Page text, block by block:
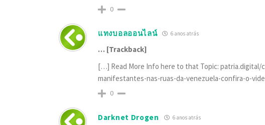
0
แทงบอลออนไลน์ 6 anos atrás
… [Trackback]
[…] Read More Info here to that Topic:
manifestantes-nas-ruas-da-venezuela-confira-o-
0
Darknet Drogen 6 anos atrás